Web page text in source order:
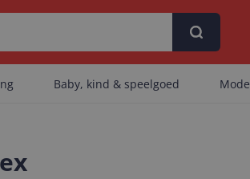
Baby, kind & speelgoed Mode